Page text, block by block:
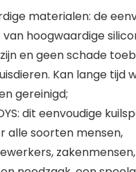
materialen: de
van hoogwaardige
en geen schade
Kan lange tijd
gereinigd;
dit eenvoudige
alle soorten mensen,